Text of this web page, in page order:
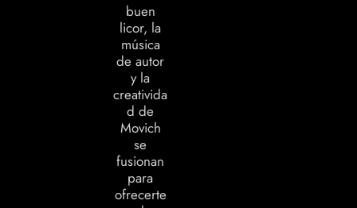
buen
licor, la
música
de autor
y la
creativida
d de
Movich
se
fusionan
para
ofrecerte